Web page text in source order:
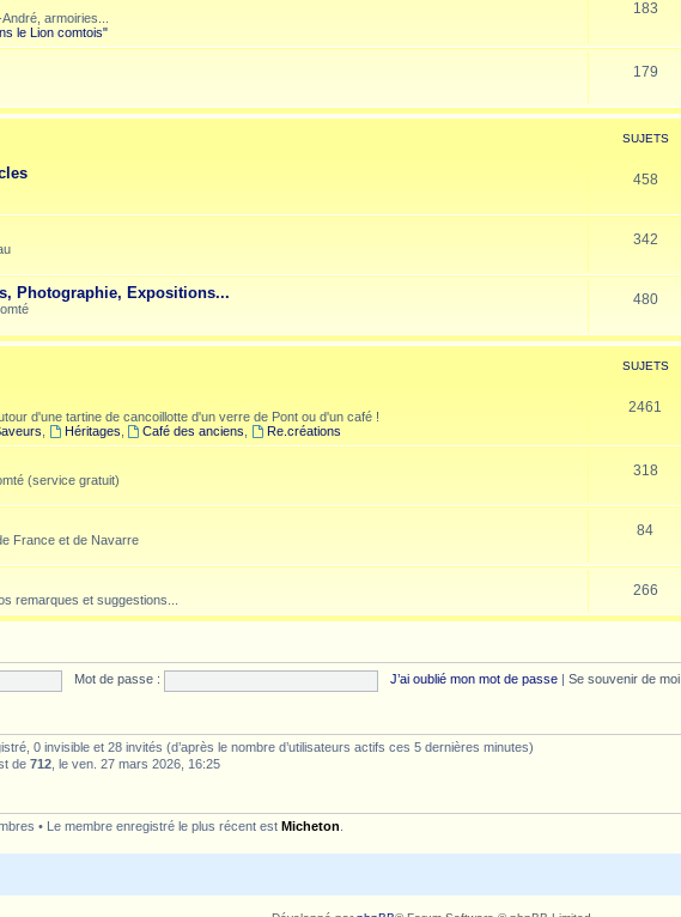
armoiries...
le Lion comtois"
183
179
SUJETS
458
342
Photographie, Expositions... 480
SUJETS
d'une tartine de cancoillotte d'un verre de Pont ou d'un café !
Héritages Café des anciens Re.créations
2461
(service gratuit)
318
France et de Navarre
84
remarques et suggestions...
266
Mot de passe : J’ai oublié mon mot de passe Se souvenir de moi
0 invisible et 28 invités (d’après le nombre d’utilisateurs actifs ces 5 dernières minutes)
de 712 , le ven. 27 mars 2026, 16:25
• Le membre enregistré le plus récent est Micheton